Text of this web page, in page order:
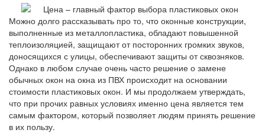
Можно долго рассказывать про то, что оконные конструкции,
выполненные из металлопластика, обладают повышенной
теплоизоляцией, защищают от посторонних громких звуков,
доносящихся с улицы, обеспечивают защиты от сквозняков.
Однако в любом случае очень часто решение о замене
обычных окон на окна из ПВХ происходит на основании
стоимости пластиковых окон. И мы продолжаем утверждать,
что при прочих равных условиях именно цена является тем
самым фактором, который позволяет людям принять решение
в их пользу.